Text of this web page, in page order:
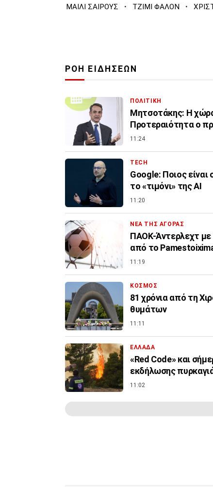
ΜΑΙΛΙ ΣΑΙΡΟΥΣ · ΤΖΙΜΙ ΦΑΛΟΝ ·
ΡΟΗ ΕΙΔΗΣΕΩΝ
ΠΟΛΙΤΙΚΗ
Μητσοτάκης: Η χώρα
Προτεραιότητα ο
11:24
TECH
Google: Ποιος
το «τιμόνι» της ΑΙ
11:20
ΝΕΑ ΤΗΣ ΑΓΟΡΑΣ
ΠΑΟΚ-Άντερλεχτ με
από το
11:19
ΚΟΣΜΟΣ
81 χρόνια από τη
θυμάτων
11:11
ΕΛΛΑΔΑ
«Red Code» και
εκδήλωσης
11:02